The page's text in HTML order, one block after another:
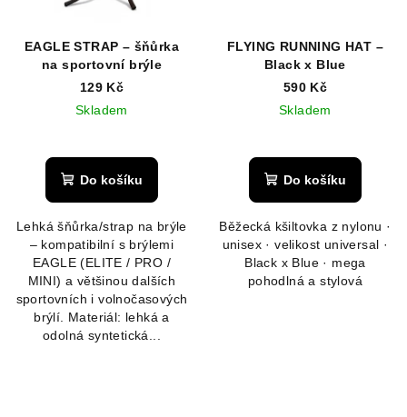
EAGLE STRAP – šňůrka
na sportovní brýle
129 Kč
Skladem
Do košíku
Lehká šňůrka/strap na brýle
– kompatibilní s brýlemi
EAGLE (ELITE / PRO /
MINI) a většinou dalších
sportovních i volnočasových
brýlí. Materiál: lehká a
odolná syntetická...
FLYING RUNNING HAT –
Black x Blue
590 Kč
Skladem
Do košíku
Běžecká kšiltovka z nylonu ·
unisex · velikost universal ·
Black x Blue · mega
pohodlná a stylová